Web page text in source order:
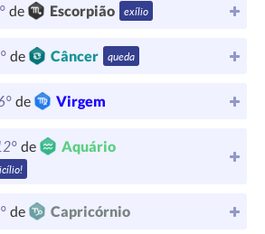
de Escorpião exílio
de Câncer queda
de Virgem
de Aquário
de Capricórnio